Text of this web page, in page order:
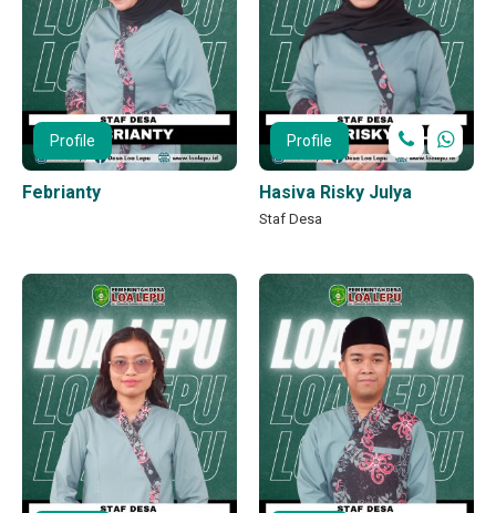
Profile
Febrianty
Profile
Hasiva Risky Julya
Staf Desa